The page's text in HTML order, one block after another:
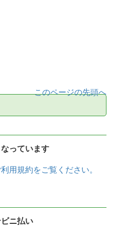
このページの先頭へ
っています
用規約をご覧ください。
ニ払い